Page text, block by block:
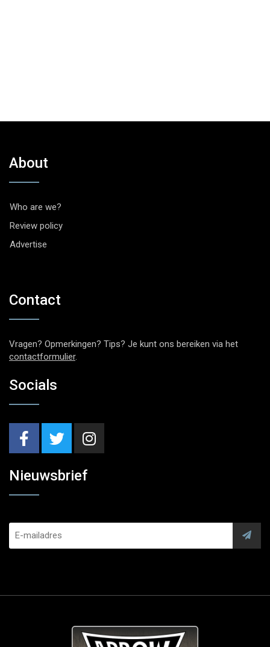
About
Who are we?
Review policy
Advertise
Contact
Vragen? Opmerkingen? Tips? Je kunt ons bereiken via het
contactformulier.
Socials
Nieuwsbrief